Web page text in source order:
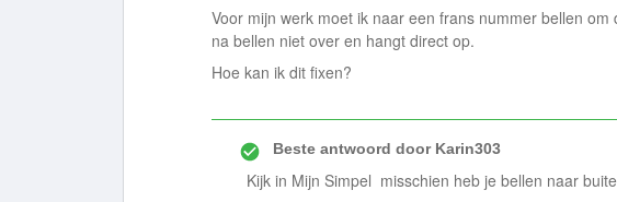
Voor mijn werk moet ik naar een frans nummer bellen
na bellen niet over en hangt direct op.
Hoe kan ik dit fixen?
Beste antwoord doorKarin303
Kijk in Mijn Simpel misschien heb je bellen naar